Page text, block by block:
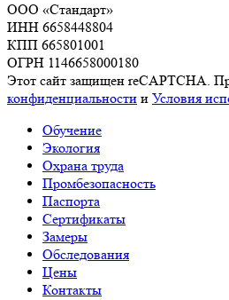
ООО «Стандарт»
ИНН 6658448804
КПП 665801001
ОГРН 1146658000180
Этот сайт защищен reCAPTCHA.
конфиденциальности и Условия
Обучение
Экология
Охрана труда
Промбезопасность
Паспорта
Сертификаты
Замеры
Обследования
Цены
Контакты